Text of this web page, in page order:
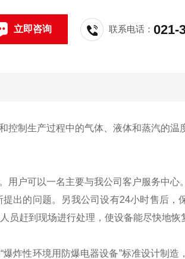
立即咨询 联系电话：021-
制生产过程中的气体、液体和蒸汽的温
用户可以一名主要与我公司客户服务中心
出的问题。另我公司设有24小时售后，
赶到现场进行处理，使设备能尽快地恢
炸性环境用防爆电器设备”标准设计制造